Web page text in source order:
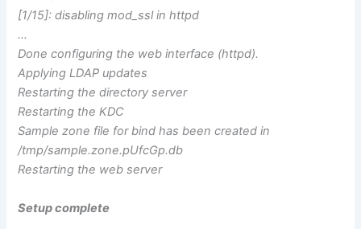
​[1/15]: disabling mod_ssl in httpd
​…
​Done configuring the web interface (httpd).
​Applying LDAP updates
​Restarting the directory server
​Restarting the KDC
​Sample zone file for bind has been created in
/tmp/sample.zone.pUfcGp.db
​Restarting the web server
​Setup complete